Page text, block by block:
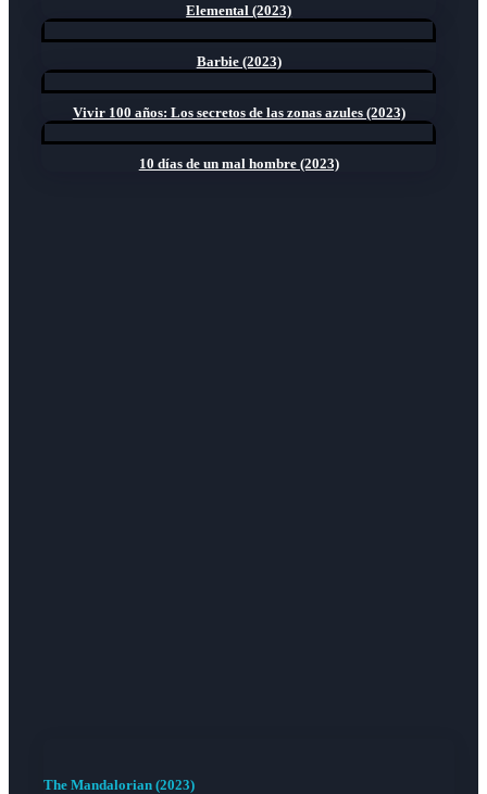
Elemental (2023)
Barbie (2023)
Vivir 100 años: Los secretos de las zonas azules (2023)
10 días de un mal hombre (2023)
The Mandalorian (2023)